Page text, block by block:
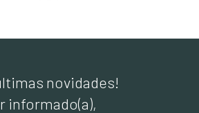
novidades!
informado(a),